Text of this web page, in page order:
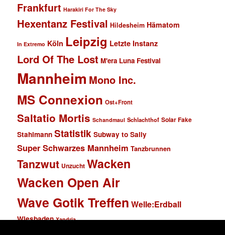
Frankfurt Harakiri For The Sky
Hexentanz Festival Hildesheim Hämatom
In Extremo Köln Leipzig Letzte Instanz
Lord Of The Lost M'era Luna Festival
Mannheim Mono Inc.
MS Connexion Ost+Front
Saltatio Mortis Schandmaul Schlachthof Solar Fake
Stahlmann Statistik Subway to Sally
Super Schwarzes Mannheim Tanzbrunnen
Tanzwut Unzucht Wacken
Wacken Open Air
Wave Gotik Treffen Welle:Erdball
Wiesbaden Xandria